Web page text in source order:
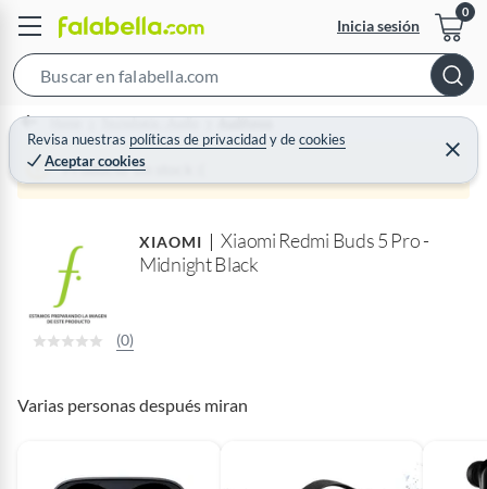
Inicia sesión
e
a
c
B
a
Revisa nuestras políticas de privacidadydecookies
Aceptar cookies
C
e
r
Home Tecnología - Audio Audífonos
Producto sin stock :(
XIAOMI
Xiaomi Redmi Buds 5 Pro -
Midnight Black
(0)
Varias personas después miran